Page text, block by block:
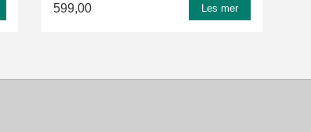
599,00 Les mer